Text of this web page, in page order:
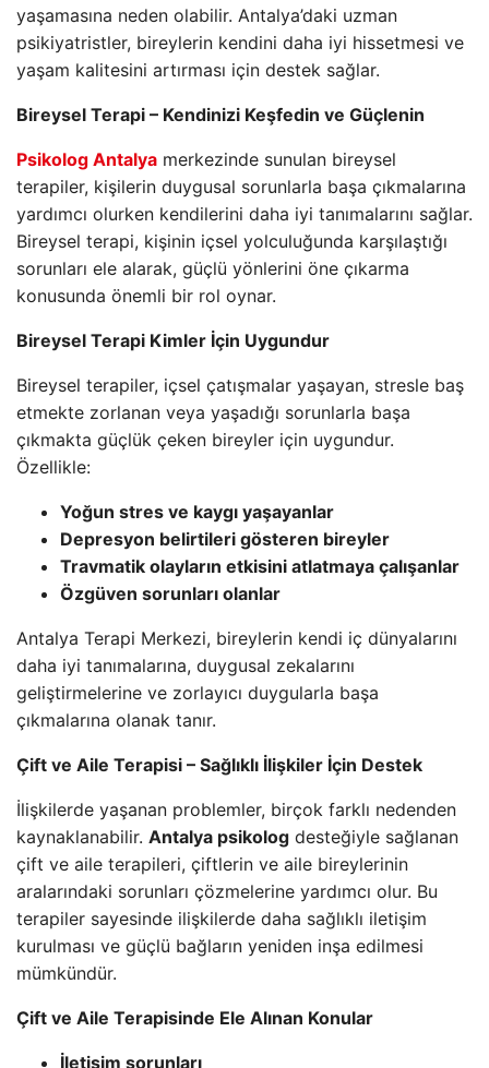
yaşamasına neden olabilir. Antalya’daki uzman
psikiyatristler, bireylerin kendini daha iyi hissetmesi ve
yaşam kalitesini artırması için destek sağlar.
Bireysel Terapi – Kendinizi Keşfedin ve Güçlenin
Psikolog Antalya merkezinde sunulan bireysel
terapiler, kişilerin duygusal sorunlarla başa çıkmalarına
yardımcı olurken kendilerini daha iyi tanımalarını sağlar.
Bireysel terapi, kişinin içsel yolculuğunda karşılaştığı
sorunları ele alarak, güçlü yönlerini öne çıkarma
konusunda önemli bir rol oynar.
Bireysel Terapi Kimler İçin Uygundur
Bireysel terapiler, içsel çatışmalar yaşayan, stresle baş
etmekte zorlanan veya yaşadığı sorunlarla başa
çıkmakta güçlük çeken bireyler için uygundur.
Özellikle:
Yoğun stres ve kaygı yaşayanlar
Depresyon belirtileri gösteren bireyler
Travmatik olayların etkisini atlatmaya çalışanlar
Özgüven sorunları olanlar
Antalya Terapi Merkezi, bireylerin kendi iç dünyalarını
daha iyi tanımalarına, duygusal zekalarını
geliştirmelerine ve zorlayıcı duygularla başa
çıkmalarına olanak tanır.
Çift ve Aile Terapisi – Sağlıklı İlişkiler İçin Destek
İlişkilerde yaşanan problemler, birçok farklı nedenden
kaynaklanabilir. Antalya psikolog desteğiyle sağlanan
çift ve aile terapileri, çiftlerin ve aile bireylerinin
aralarındaki sorunları çözmelerine yardımcı olur. Bu
terapiler sayesinde ilişkilerde daha sağlıklı iletişim
kurulması ve güçlü bağların yeniden inşa edilmesi
mümkündür.
Çift ve Aile Terapisinde Ele Alınan Konular
İletişim sorunları